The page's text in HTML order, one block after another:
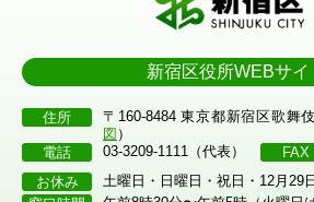
新宿区役所WEBサイ
住所 〒160-8484 東京都新宿区歌舞
図 ）
電話
03-3209-1111（代表） FAX
お休み
土曜日・日曜日・祝日・12月29